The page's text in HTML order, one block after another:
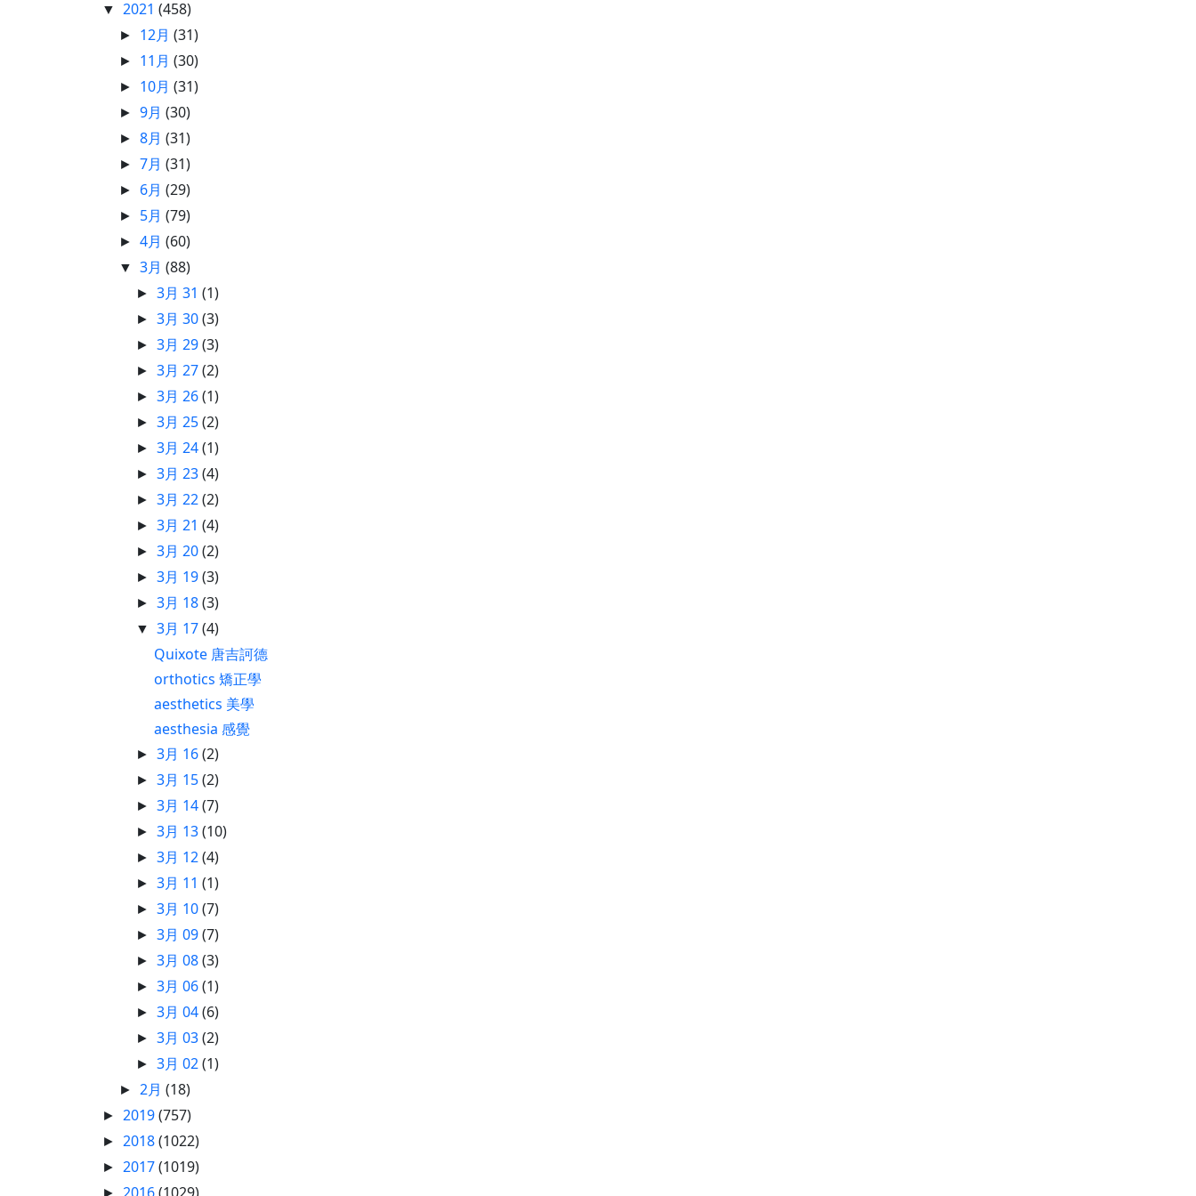
▼ 2021 (458)
► 12月(31)
► 11月(30)
► 10月(31)
►9月(30)
►8月(31)
►7月(31)
► 6月(29)
► 5月(79)
►4月(60)
▼3月(88)
►3月 31(1)
►3月 30(3)
►3月 29(3)
►3月 27(2)
►3月 26(1)
►3月 25(2)
►3月 24(1)
►3月 23(4)
►3月 22(2)
►3月 21(4)
►3月 20(2)
►3月 19(3)
►3月 18(3)
▼3月 17(4)
Quixote 唐吉訶德
orthotics 矯正學
aesthetics 美學
aesthesia 感覺
►3月 16(2)
►3月 15(2)
►3月 14(7)
►3月 13(10)
►3月 12(4)
►3月 11(1)
►3月 10(7)
►3月 09(7)
►3月 08(3)
►3月 06(1)
►3月 04(6)
►3月 03(2)
►3月 02(1)
► 2月(18)
► 2019(757)
► 2018(1022)
► 2017(1019)
►